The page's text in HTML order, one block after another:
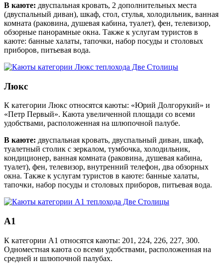
В каюте: двуспальная кровать, 2 дополнительных места
(двуспальный диван), шкаф, стол, стулья, холодильник, ванная
комната (раковина, душевая кабина, туалет), фен, телевизор,
обзорные панорамные окна. Также к услугам туристов в
каюте: банные халаты, тапочки, набор посуды и столовых
приборов, питьевая вода.
Люкс
К категории Люкс относятся каюты: «Юрий Долгорукий» и
«Петр Первый». Каюта увеличенной площади со всеми
удобствами, расположенная на шлюпочной палубе.
В каюте: двуспальная кровать, двуспальный диван, шкаф,
туалетный столик с зеркалом, тумбочка, холодильник,
кондиционер, ванная комната (раковина, душевая кабина,
туалет), фен, телевизор, внутренний телефон, два обзорных
окна. Также к услугам туристов в каюте: банные халаты,
тапочки, набор посуды и столовых приборов, питьевая вода.
А1
К категории А1 относятся каюты: 201, 224, 226, 227, 300.
Одноместная каюта со всеми удобствами, расположенная на
средней и шлюпочной палубах.